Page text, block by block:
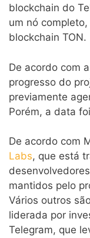
blockchain do
um nó
blockchain TON.
De acordo com
progresso do
previamente
Porém, a data
De acordo com
Labs, que está
mantidos pelo
Vários outros
liderada por
Telegram, que